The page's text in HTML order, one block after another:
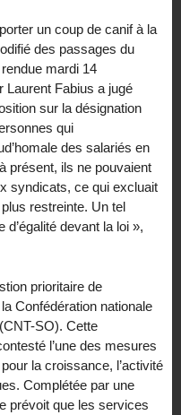
un coup de canif à la
des passages du
mardi 14
Laurent Fabius a jugé
sur la désignation
qui
des salariés en
présent, ils ne pouvaient
syndicats, ce qui excluait
plus restreinte. Un tel
devant la loi »,
prioritaire de
Confédération nationale
SO). Cette
l’une des mesures
la croissance, l’activité
Complétée par une
prévoit que les services